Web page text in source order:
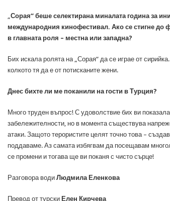
„Сорая“ беше селектирана миналата година за
международния кинофестивал. Ако се стигне до
в главната роля – местна или западна?
Бих искала ролята на „Сорая“ да се играе от
колкото тя да е от потисканите жени.
Днес бихте ли ме поканили на гости в Турция?
Много труден въпрос! С удоволствие бих ви
забележителности, но в момента съществува
атаки. Защото терористите целят точно това –
поддаваме. Аз самата избягвам да посещавам
се промени и тогава ще ви поканя с чисто сърце!
Разговора води Людмила Еленкова
Превод от турски Елен Кирчева